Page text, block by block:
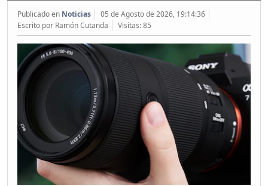
Publicado en Noticias
05 de Agosto de 2026, 19:14:36
Escrito por Ramón Cutanda
Visitas: 85